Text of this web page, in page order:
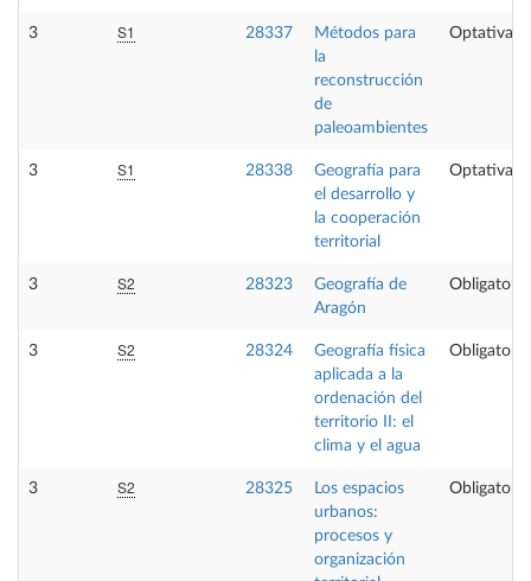
3 S1 28337
Métodos para
la
reconstrucción
de
paleoambientes
Optativa
3 S1 28338
Geografía para
el desarrollo y
la cooperación
territorial
Optativa
3 S2 28323
Geografía de
Aragón
Obligatoria
3 S2 28324
Geografía física
aplicada a la
ordenación del
territorio II: el
clima y el agua
Obligatoria
3 S2 28325
Los espacios
urbanos:
procesos y
organización
Obligatoria